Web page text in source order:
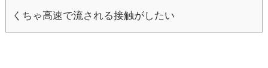
くちゃ高速で流される接触がしたい